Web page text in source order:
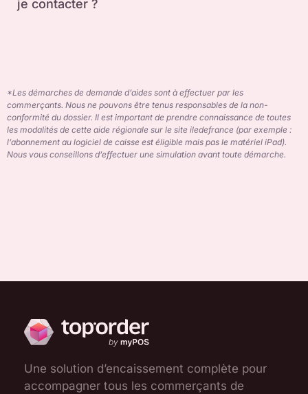
je contacter ?
*Les démarches de demande d’aides sont à effectuer par les
commerçants. Nous ne pouvons être tenus responsables de la non-
conformité du dossier. Il est important de prendre connaissance de toutes
les modalités de cette aide régionale sur le site iledefrance (par exemple :
l’abonnement au logiciel de caisse est éligible mais pas le matériel iPad).
Nous vous conseillons d’effectuer une simulation avant toute démarche.
Une solution d’encaissement complète pour
accompagner tous les commerçants de